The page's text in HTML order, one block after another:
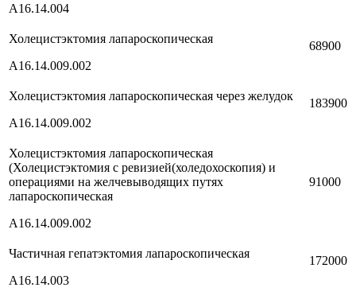
A16.14.004
Холецистэктомия лапароскопическая
A16.14.009.002
68900
Холецистэктомия лапароскопическая через желудок
A16.14.009.002
183900
Холецистэктомия лапароскопическая
(Холецистэктомия с ревизией(холедохоскопия) и
операциями на желчевыводящих путях
лапароскопическая
A16.14.009.002
91000
Частичная гепатэктомия лапароскопическая
A16.14.003
172000